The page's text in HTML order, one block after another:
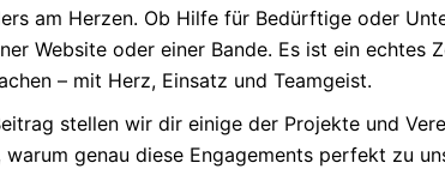
am Herzen. Ob Hilfe für Bedürftige oder
Website oder einer Bande. Es ist ein echtes
– mit Herz, Einsatz und Teamgeist.
stellen wir dir einige der Projekte und
warum genau diese Engagements perfekt zu